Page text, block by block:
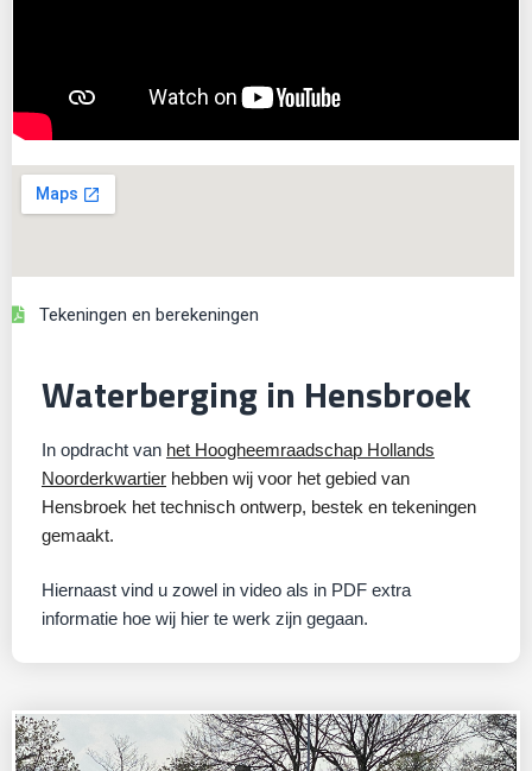
Waterberging in Hensbroek
In opdracht van het Hoogheemraadschap Hollands
Noorderkwartier hebben wij voor het gebied van
Hensbroek het technisch ontwerp, bestek en tekeningen
gemaakt.
Hiernaast vind u zowel in video als in PDF extra
informatie hoe wij hier te werk zijn gegaan.
Tekeningen en berekeningen